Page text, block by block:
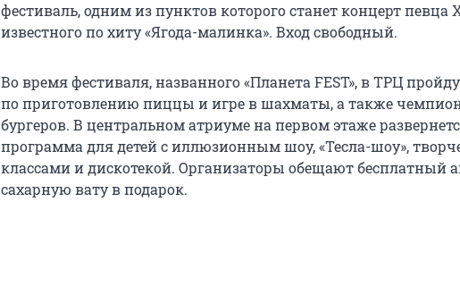
фестиваль, одним из пунктов которого станет концерт певца
известного по хиту «Ягода-малинка». Вход свободный.
Во время фестиваля, названного «Планета FEST», в ТРЦ
по приготовлению пиццы и игре в шахматы, а также
бургеров. В центральном атриуме на первом этаже
программа для детей с иллюзионным шоу, «Тесла-шоу»,
классами и дискотекой. Организаторы обещают бесплатный
сахарную вату в подарок.